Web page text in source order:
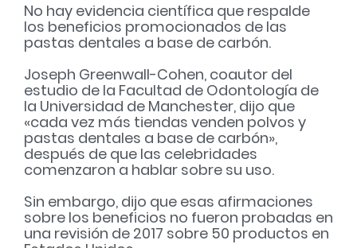
No hay evidencia científica que respalde
los beneficios promocionados de las
pastas dentales a base de carbón.
Joseph Greenwall-Cohen, coautor del
estudio de la Facultad de Odontología de
la Universidad de Manchester, dijo que
«cada vez más tiendas venden polvos y
pastas dentales a base de carbón»,
después de que las celebridades
comenzaron a hablar sobre su uso.
Sin embargo, dijo que esas afirmaciones
sobre los beneficios no fueron probadas en
una revisión de 2017 sobre 50 productos en